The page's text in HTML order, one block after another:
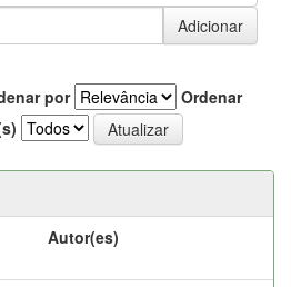
por
Ordenar
Autor(es)